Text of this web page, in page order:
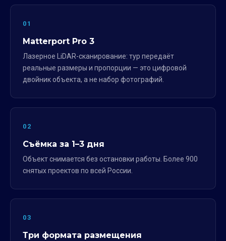
01
Matterport Pro 3
Лазерное LiDAR-сканирование: тур передаёт
реальные размеры и пропорции — это цифровой
двойник объекта, а не набор фотографий.
02
Съёмка за 1–3 дня
Объект снимается без остановки работы. Более 900
снятых проектов по всей России.
03
Три формата размещения